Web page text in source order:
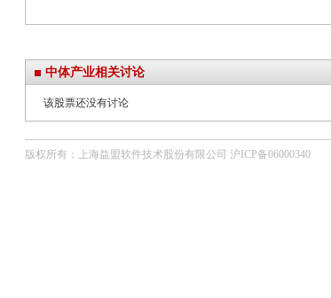
中体产业相关讨论
该股票还没有讨论
版权所有：上海益盟软件技术股份有限公司 沪ICP备06000340